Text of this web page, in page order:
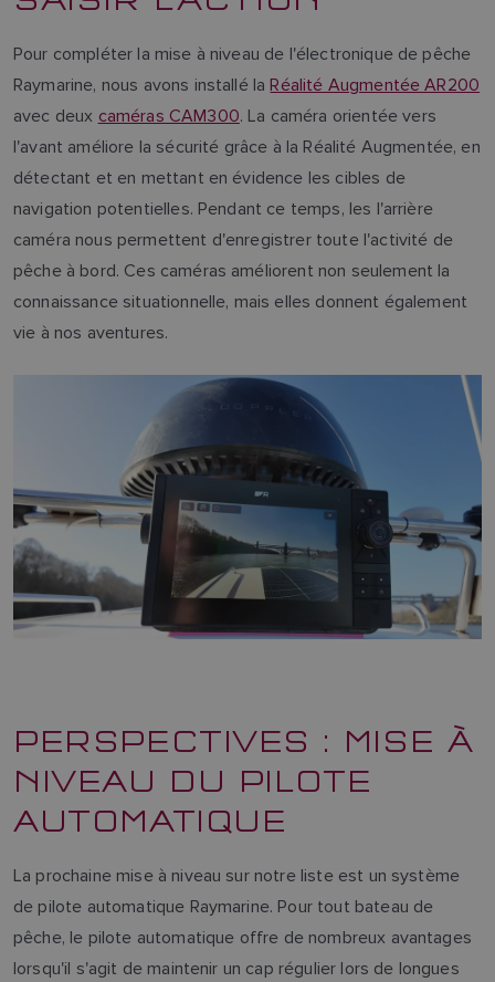
Pour compléter la mise à niveau de l'électronique de pêche
Raymarine, nous avons installé laRéalité Augmentée AR200
avec deux caméras CAM300. La caméra orientée vers
l'avant améliore la sécurité grâce à la Réalité Augmentée, en
détectant et en mettant en évidence les cibles de
navigation potentielles. Pendant ce temps, les l'arrière
caméra nous permettent d'enregistrer toute l'activité de
pêche à bord. Ces caméras améliorent non seulement la
connaissance situationnelle, mais elles donnent également
vie à nos aventures.
PERSPECTIVES : MISE À
NIVEAU DU PILOTE
AUTOMATIQUE
La prochaine mise à niveau sur notre liste est un système
de pilote automatique Raymarine. Pour tout bateau de
pêche, le pilote automatique offre de nombreux avantages
lorsqu'il s'agit de maintenir un cap régulier lors de longues